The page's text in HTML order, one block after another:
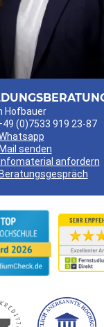
Hofbauer
(0)7533 919 23-87
Mail senden
Infomaterial anfordern
Beratungsgespräch